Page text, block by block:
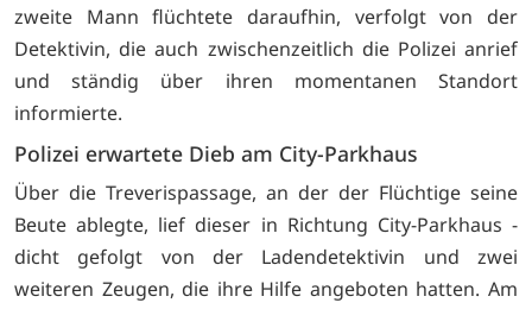
zweite Mann flüchtete daraufhin, verfolgt von der
Detektivin, die auch zwischenzeitlich die Polizei anrief
und ständig über ihren momentanen Standort
informierte.
Polizei erwartete Dieb am City-Parkhaus
Über die Treverispassage, an der der Flüchtige seine
Beute ablegte, lief dieser in Richtung City-Parkhaus -
dicht gefolgt von der Ladendetektivin und zwei
weiteren Zeugen, die ihre Hilfe angeboten hatten. Am